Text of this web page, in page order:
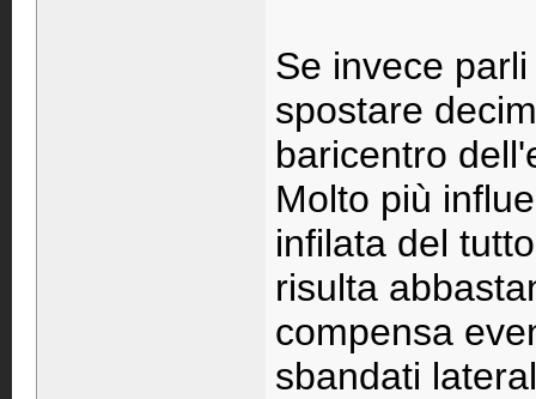
Se invece
spostare
baricentro
Molto più
infilata del
risulta
compensa
sbandati